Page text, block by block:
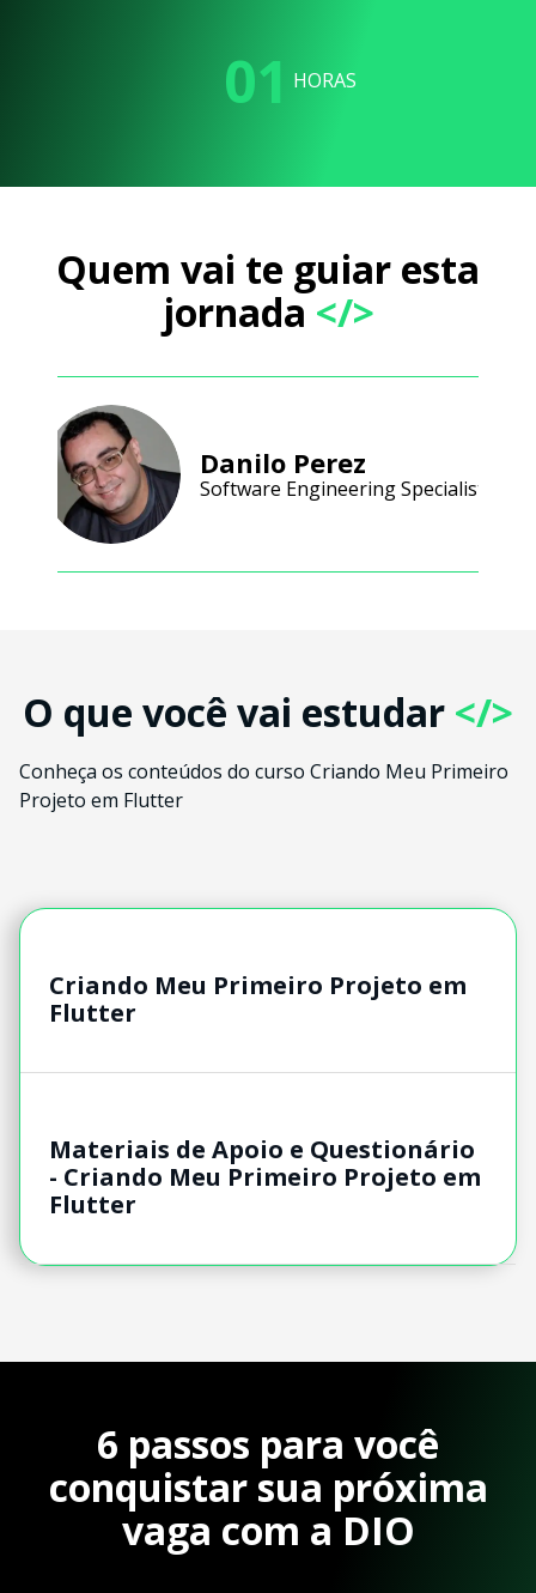
01 HORAS
Quem vai te guiar esta
jornada </>
Danilo Perez
Software Engineering Specialist
O que você vai estudar </>
Conheça os conteúdos do curso Criando Meu Primeiro
Projeto em Flutter
Criando Meu Primeiro Projeto em
Flutter
Materiais de Apoio e Questionário
- Criando Meu Primeiro Projeto em
Flutter
6 passos para você
conquistar sua próxima
vaga com a DIO